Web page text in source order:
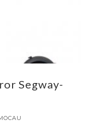
Segway-